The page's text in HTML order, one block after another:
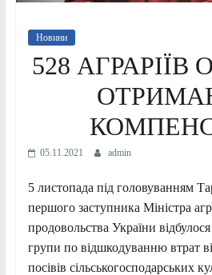
Новини
528
05.11.2021 admin
5 листопада під головуванням
першого заступника Міністра
продовольства України
групи по відшкодуванню втрат
посівів сільськогосподарських